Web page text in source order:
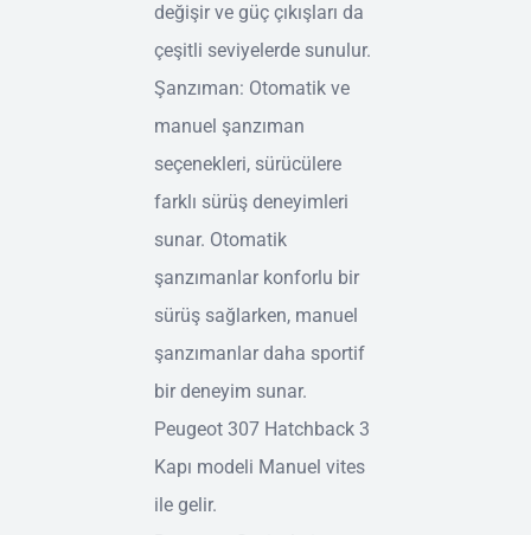
değişir ve güç çıkışları da
çeşitli seviyelerde sunulur.
Şanzıman: Otomatik ve
manuel şanzıman
seçenekleri, sürücülere
farklı sürüş deneyimleri
sunar. Otomatik
şanzımanlar konforlu bir
sürüş sağlarken, manuel
şanzımanlar daha sportif
bir deneyim sunar.
Peugeot 307 Hatchback 3
Kapı modeli Manuel vites
ile gelir.